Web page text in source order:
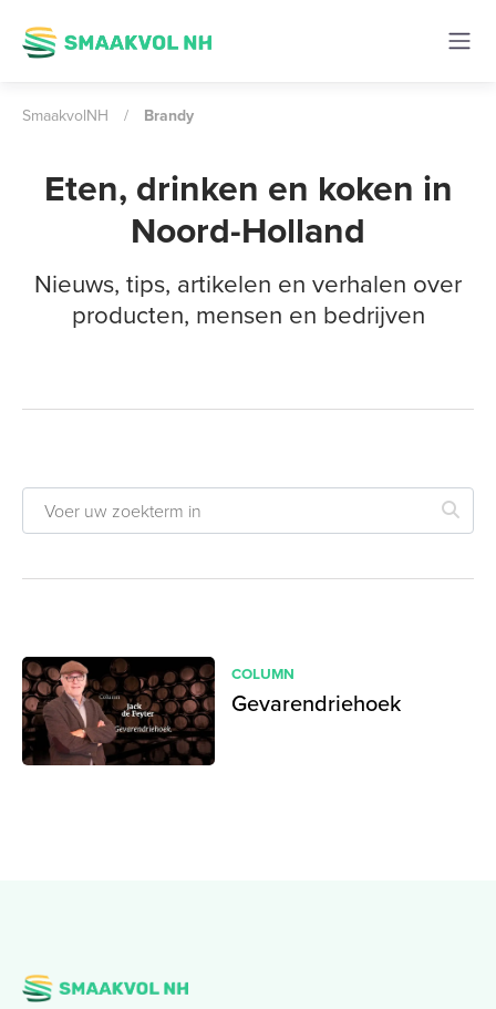
SmaakvolNH / Brandy
Eten, drinken en koken in
Noord-Holland
Nieuws, tips, artikelen en verhalen over
producten, mensen en bedrijven
COLUMN
Gevarendriehoek